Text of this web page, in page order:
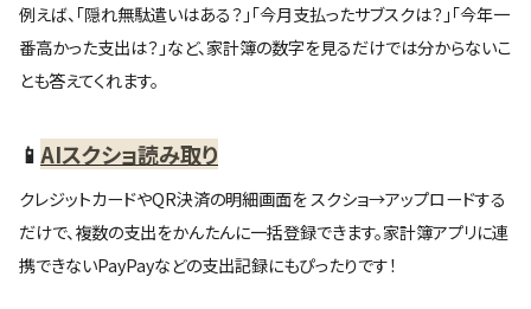
例えば、「隠れ無駄遣いはある？」「今月支払ったサブスクは？」「今年一
番高かった支出は？」など、家計簿の数字を見るだけでは分からないこ
とも答えてくれます。
📱AIスクショ読み取り
クレジットカードやQR決済の明細画面を スクショ→アップロードする
だけで、複数の支出をかんたんに一括登録できます。家計簿アプリに連
携できないPayPayなどの支出記録にもぴったりです！